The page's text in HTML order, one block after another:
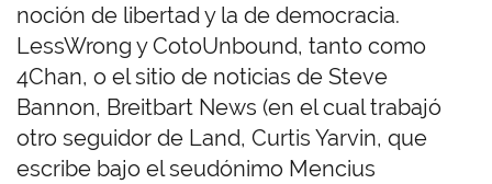
noción de libertad y la de democracia.
LessWrong y CotoUnbound, tanto como
4Chan, o el sitio de noticias de Steve
Bannon, Breitbart News (en el cual trabajó
otro seguidor de Land, Curtis Yarvin, que
escribe bajo el seudónimo Mencius